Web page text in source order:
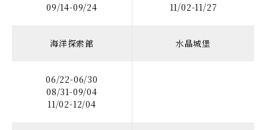
09/14-09/24 11/02-11/27
海洋探索館 水晶城堡
06/22-06/30
08/31-09/04
11/02-12/04